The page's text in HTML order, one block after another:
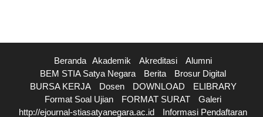
Beranda Akademik Akreditasi
Alumni
BEM STIA Satya Negara
Berita
Brosur Digital
BURSA KERJA
Dosen DOWNLOAD
ELIBRARY
Format Soal Ujian
FORMAT SURAT
Galeri
http://ejournal-stiasatyanegara.ac.id
Informasi Pendaftaran